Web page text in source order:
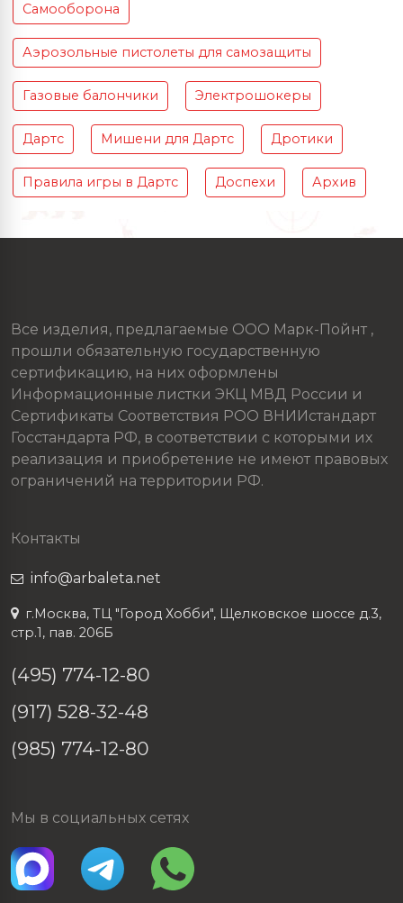
Самооборона
Аэрозольные пистолеты для самозащиты
Газовые балончики Электрошокеры
Дартс Мишени для Дартс Дротики
Правила игры в Дартс Доспехи Архив
Все изделия, предлагаемые ООО Марк-Пойнт ,
прошли обязательную государственную
сертификацию, на них оформлены
Информационные листки ЭКЦ МВД России и
Сертификаты Соответствия РОО ВНИИстандарт
Госстандарта РФ, в соответствии с которыми их
реализация и приобретение не имеют правовых
ограничений на территории РФ.
Контакты
info@arbaleta.net
г.Москва, ТЦ "Город Хобби", Щелковское шоссе д.3,
стр.1, пав. 206Б
(495) 774-12-80
(917) 528-32-48
(985) 774-12-80
Мы в социальных сетях